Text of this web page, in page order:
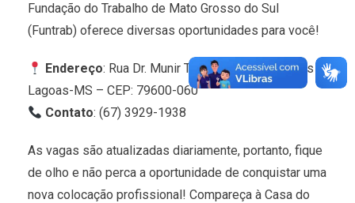
Fundação do Trabalho de Mato Grosso do Sul
(Funtrab) oferece diversas oportunidades para você!
Endereço: Rua Dr. Munir Thomé, 86, Centro, Três
Lagoas-MS – CEP: 79600-060
Contato: (67) 3929-1938
As vagas são atualizadas diariamente, portanto, fique
de olho e não perca a oportunidade de conquistar uma
nova colocação profissional! Compareça à Casa do